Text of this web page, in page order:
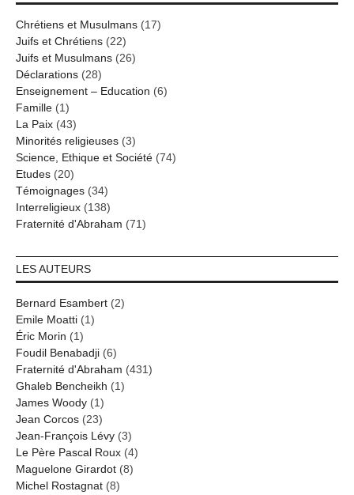
Chrétiens et Musulmans (17)
Juifs et Chrétiens (22)
Juifs et Musulmans (26)
Déclarations (28)
Enseignement – Education (6)
Famille (1)
La Paix (43)
Minorités religieuses (3)
Science, Ethique et Société (74)
Etudes (20)
Témoignages (34)
Interreligieux (138)
Fraternité d'Abraham (71)
LES AUTEURS
Bernard Esambert (2)
Emile Moatti (1)
Éric Morin (1)
Foudil Benabadji (6)
Fraternité d'Abraham (431)
Ghaleb Bencheikh (1)
James Woody (1)
Jean Corcos (23)
Jean-François Lévy (3)
Le Père Pascal Roux (4)
Maguelone Girardot (8)
Michel Rostagnat (8)